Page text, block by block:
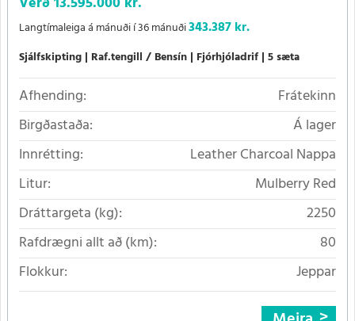
Langtímaleiga á mánuði í 36 mánuði343.387 kr.
Sjálfskipting Raf.tengill / Bensín Fjórhjóladrif 5 sæta
Afhending:
Frátekinn
Birgðastaða:
Á lager
Innrétting:
Leather Charcoal Nappa
Litur:
Mulberry Red
Dráttargeta (kg):
2250
Rafdrægni allt að (km):
80
Flokkur:
Jeppar